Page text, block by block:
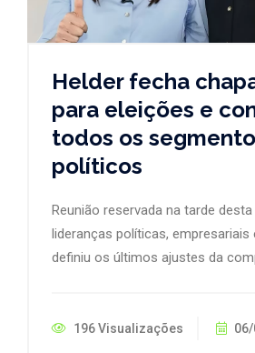
Helder fecha
para eleições e
todos os
políticos
Reunião reservada na tarde
lideranças políticas, empresariais
definiu os últimos ajustes da
196 Visualizações